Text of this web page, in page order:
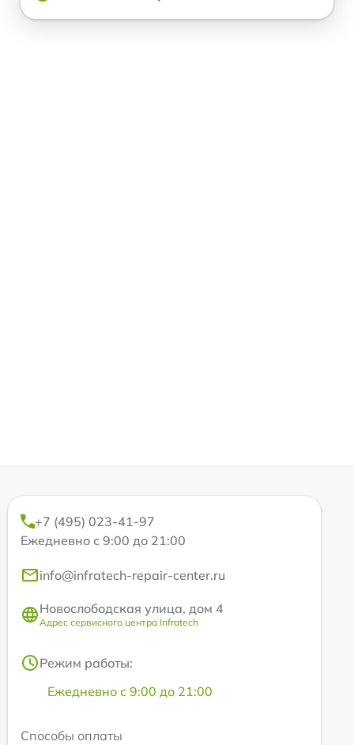
+7 (495) 023-41-97
Ежедневно с 9:00 до 21:00
info@infratech-repair-center.ru
Новослободская улица, дом 4
Адрес сервисного центра Infratech
Режим работы:
Ежедневно с 9:00 до 21:00
Способы оплаты